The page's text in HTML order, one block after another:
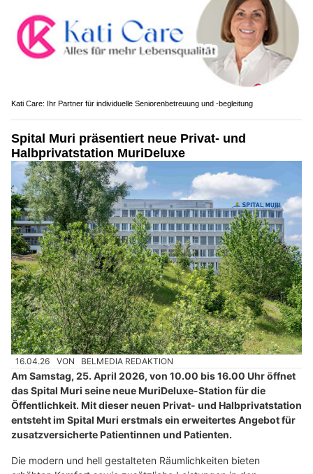
Kati Care: Ihr Partner für individuelle Seniorenbetreuung und -begleitung
Spital Muri präsentiert neue Privat- und
Halbprivatstation MuriDeluxe
16.04.26 VON BELMEDIA REDAKTION
Am Samstag, 25. April 2026, von 10.00 bis 16.00 Uhr öffnet
das Spital Muri seine neue MuriDeluxe-Station für die
Öffentlichkeit. Mit dieser neuen Privat- und Halbprivatstation
entsteht im Spital Muri erstmals ein erweitertes Angebot für
zusatzversicherte Patientinnen und Patienten.
Die modern und hell gestalteten Räumlichkeiten bieten